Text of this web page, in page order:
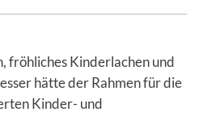
fröhliches Kinderlachen und
hätte der Rahmen für die
Kinder- und